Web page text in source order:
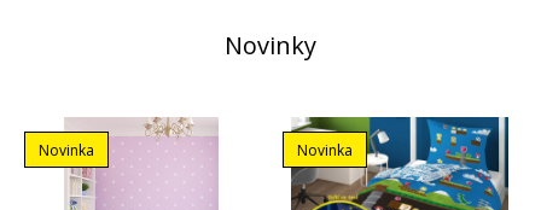
Novinky
Novinka Novinka